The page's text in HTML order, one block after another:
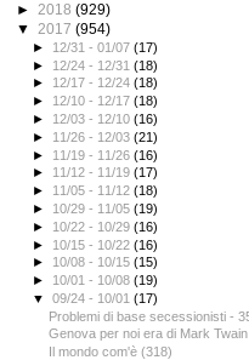
► 2018 (929)
▼ 2017 (954)
► 12/31 - 01/07(17)
► 12/24 - 12/31(18)
► 12/17 - 12/24(18)
► 12/10 - 12/17(18)
► 12/03 - 12/10(16)
► 11/26 - 12/03(21)
► 11/19 - 11/26(16)
► 11/12 - 11/19(17)
► 11/05 - 11/12(18)
► 10/29 - 11/05(19)
► 10/22 - 10/29(16)
► 10/15 - 10/22(16)
► 10/08 - 10/15(15)
► 10/01 - 10/08(19)
▼09/24 - 10/01(17)
Problemi di base secessionisti -
Genova per noi era di Mark Twain
Il mondo com'è (318)